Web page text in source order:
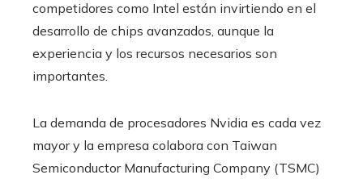
competidores como Intel están invirtiendo en el
desarrollo de chips avanzados, aunque la
experiencia y los recursos necesarios son
importantes.
La demanda de procesadores Nvidia es cada vez
mayor y la empresa colabora con Taiwan
Semiconductor Manufacturing Company (TSMC)